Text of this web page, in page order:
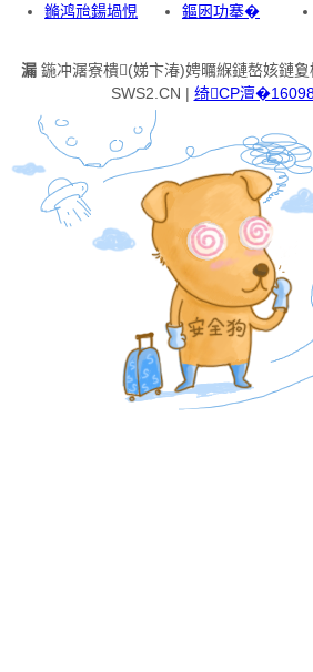
鏅鸿兘鍚堝悓
鏂囦功搴�
漏 鍦冲潳寮樻(娣卞湷)娉曞緥鏈嶅姟鏈
SWS2.CN | 绮CP澶